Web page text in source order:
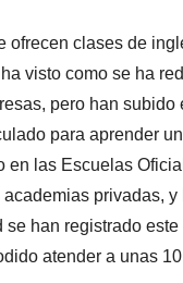
clases de
visto como se ha
pero han subido
para aprender
las Escuelas
privadas,
han registrado
atender a unas